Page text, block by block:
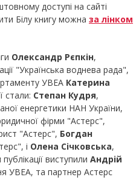
доступі на сайті
Білу книгу можна за лінком
Олександр Рєпкін,
"Українська воднева рада",
УВЕА Катерина
стали: Степан Кудря,
енергетики НАН України,
фірми "Астерс",
"Астерс", Богдан
і Олена Січковська,
виступили Андрій
УВЕА, та партнер Астерс